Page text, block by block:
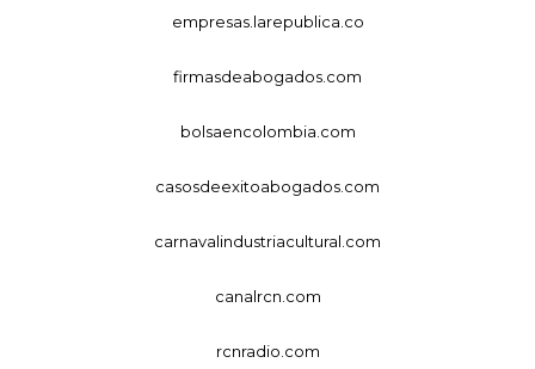
empresas.larepublica.co
firmasdeabogados.com
bolsaencolombia.com
casosdeexitoabogados.com
carnavalindustriacultural.com
canalrcn.com
rcnradio.com